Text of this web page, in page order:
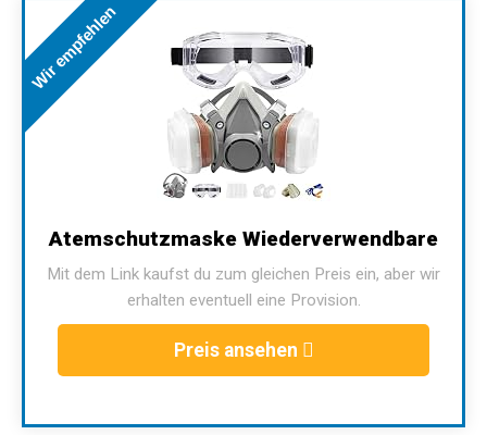
Wir empfehlen
Atemschutzmaske Wiederverwendbare
Mit dem Link kaufst du zum gleichen Preis ein, aber wir
erhalten eventuell eine Provision.
Preis ansehen